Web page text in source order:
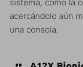
sistema, como la
acercándolo aún
una consola.